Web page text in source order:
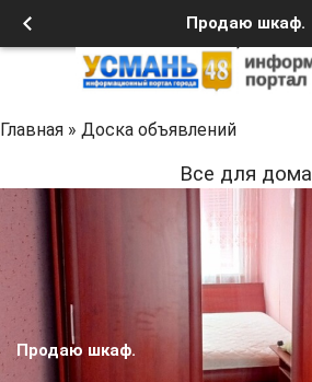
Продаю шкаф.
Главная » Доска объявлений
Все для дома
Продаю шкаф.